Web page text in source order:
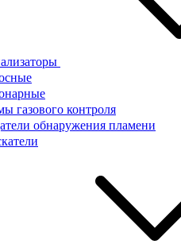
газового контроля
обнаружения пламени